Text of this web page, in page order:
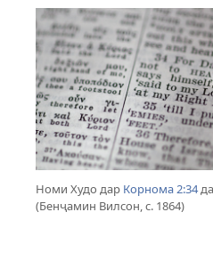
Номи Худо дар Корнома 2:34
(Бенҷамин Вилсон, с. 1864)